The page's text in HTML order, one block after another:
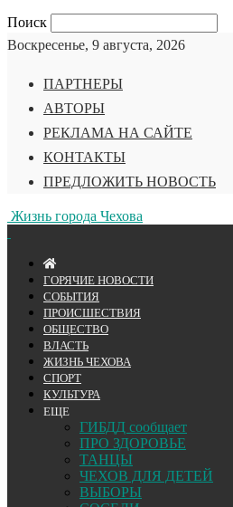
Поиск
Воскресенье, 9 августа, 2026
ПАРТНЕРЫ
АВТОРЫ
РЕКЛАМА НА САЙТЕ
КОНТАКТЫ
ПРЕДЛОЖИТЬ НОВОСТЬ
Жизнь города Чехова
ГОРЯЧИЕ НОВОСТИ
СОБЫТИЯ
ПРОИСШЕСТВИЯ
ОБЩЕСТВО
ВЛАСТЬ
ЖИЗНЬ ЧЕХОВА
СПОРТ
КУЛЬТУРА
ЕЩЕ
ГИБДД сообщает
ПРО ЗДОРОВЬЕ
ТАНЦЫ
ЧЕХОВ ДЛЯ ДЕТЕЙ
ВЫБОРЫ